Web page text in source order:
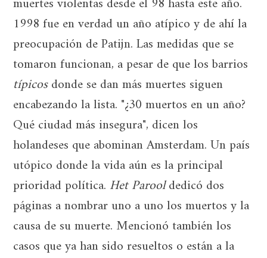
1998 fue en verdad un año atípico y de ahí la
preocupación de Patijn. Las medidas que se
tomaron funcionan, a pesar de que los barrios
típicosdonde se dan más muertes siguen
encabezando la lista. "¿30 muertos en un año?
Qué ciudad más insegura", dicen los
holandeses que abominan Amsterdam. Un país
utópico donde la vida aún es la principal
prioridad política. Het Parooldedicó dos
páginas a nombrar uno a uno los muertos y la
causa de su muerte. Mencionó también los
casos que ya han sido resueltos o están a la